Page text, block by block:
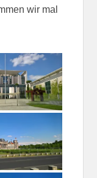
wir mal